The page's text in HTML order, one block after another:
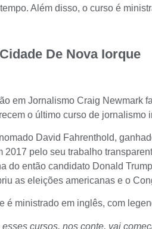
Além disso, o curso é
De Nova Iorque
em Jornalismo Craig Newmark
o último curso de jornalismo
David Fahrenthold,
2017 pelo seu trabalho
do então candidato Donald
as eleições americanas e o
é ministrado em inglês, com
cursos, nos conte, vai